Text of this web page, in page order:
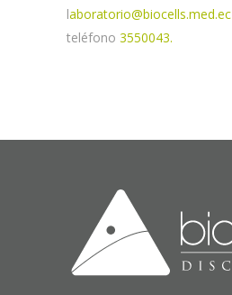
laboratorio@biocells.med.ec
teléfono 3550043.